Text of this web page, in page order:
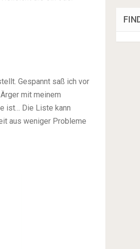
Gespannt saß ich vor
mit meinem
ist… Die Liste kann
aus weniger Probleme